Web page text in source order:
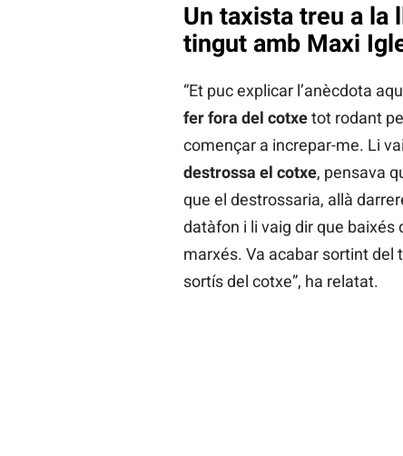
Un taxista treu a la
tingut amb Maxi
“Et puc explicar l’anècdota
fer fora del cotxetot rodant
començar a increpar-me. Li
destrossa el cotxe, pensava
que el destrossaria, allà
datàfon i li vaig dir que baixés
marxés. Va acabar sortint del
sortís del cotxe”, ha relatat.